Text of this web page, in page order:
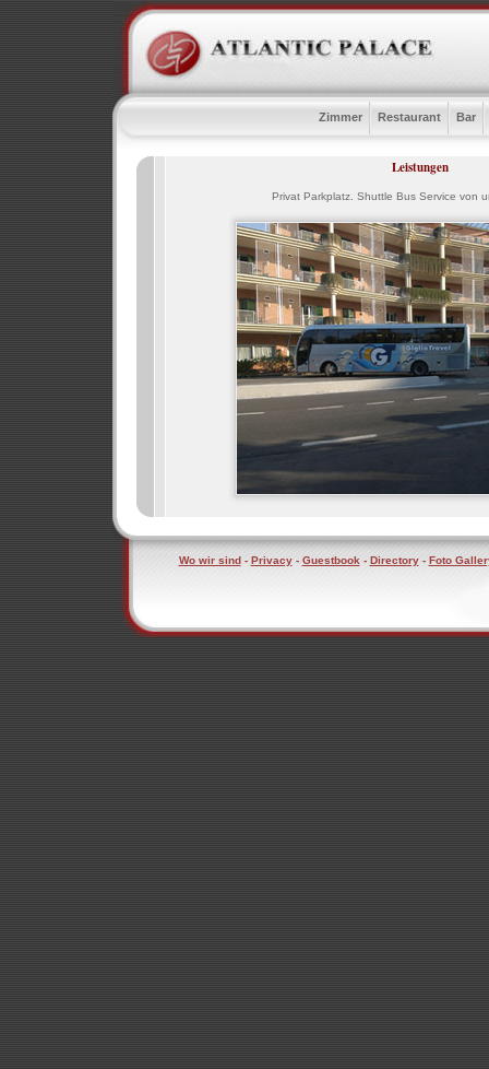
Zimmer Restaurant Bar
Leistungen
Privat Parkplatz. Shuttle Bus Service von
Wo wir sind- Privacy- Guestbook - Directory- Foto